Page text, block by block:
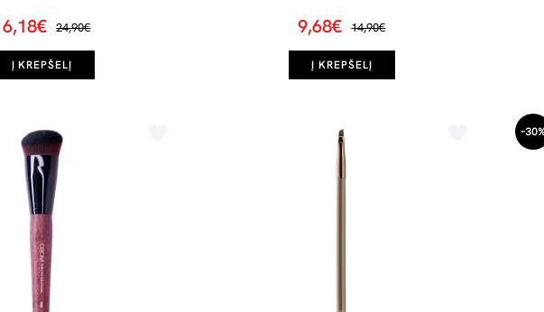
24,90€
Į KREPŠELĮ
9,68€ 14,90€
Į KREPŠELĮ
-